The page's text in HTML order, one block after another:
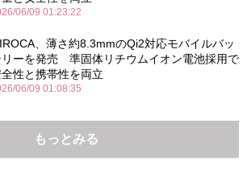
06/09 01:23:22
、薄さ約8.3mmのQi2対応モバイルバッ
リーを発売 準固体リチウムイオン電池採用で
性と携帯性を両立
06/09 01:08:35
もっとみる